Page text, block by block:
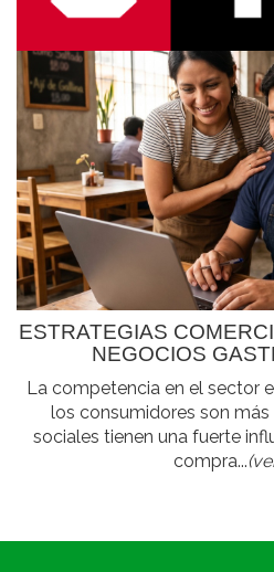
ESTRATEGIAS
NEGOCIOS
La competencia en el sector
los consumidores son
sociales tienen una fuerte
compra...